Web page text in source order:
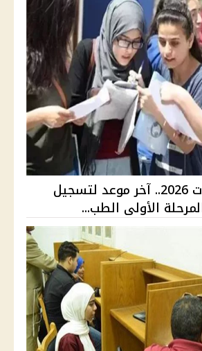
تنسيق الجامعات 2026.. آخر موعد لتسجيل
الأولى الطب...